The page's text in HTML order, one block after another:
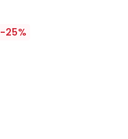
-25%